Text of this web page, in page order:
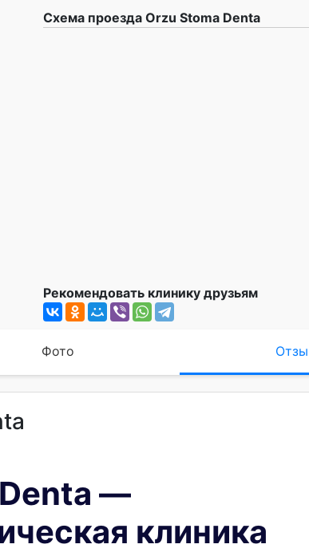
Схема проезда Orzu Stoma Denta
Рекомендовать клинику друзьям
Фото
—
клиника